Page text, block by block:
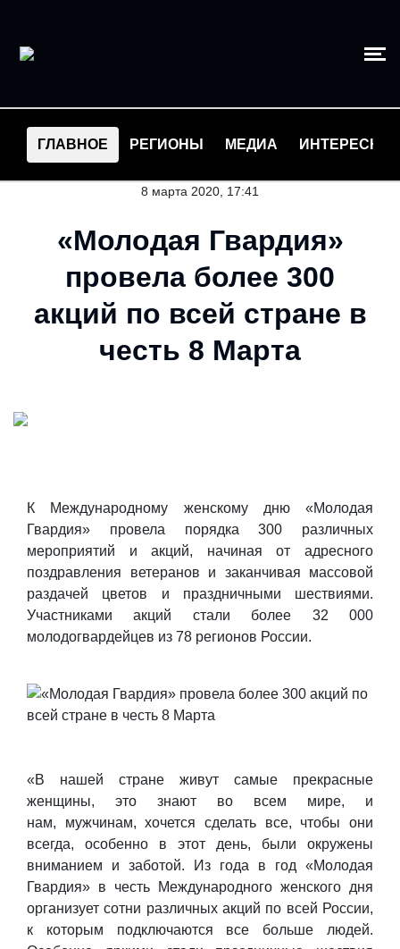
ГЛАВНОЕ РЕГИОНЫ МЕДИА ИНТЕРЕСНОЕ
8 марта 2020, 17:41
«Молодая Гвардия»
провела более 300
акций по всей стране в
честь 8 Марта
К Международному женскому дню «Молодая
Гвардия» провела порядка 300 различных
мероприятий и акций, начиная от адресного
поздравления ветеранов и заканчивая массовой
раздачей цветов и праздничными шествиями.
Участниками акций стали более 32 000
молодогвардейцев из 78 регионов России.
«В нашей стране живут самые прекрасные
женщины, это знают во всем мире, и
нам, мужчинам, хочется сделать все, чтобы они
всегда, особенно в этот день, были окружены
вниманием и заботой. Из года в год «Молодая
Гвардия» в честь Международного женского дня
организует сотни различных акций по всей России,
к которым подключаются все больше людей.